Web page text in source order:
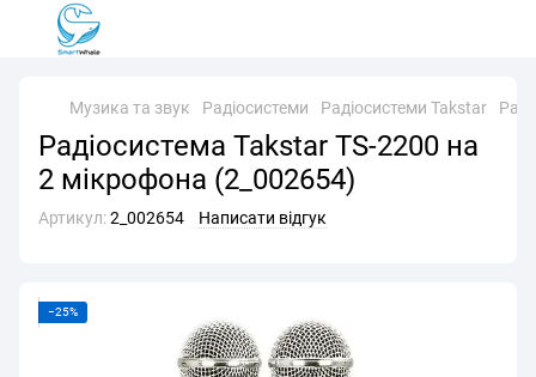
Музика та звук Радіосистеми Радіосистеми Takstar
Радіосистема Takstar TS-2200 на
2 мікрофона (2_002654)
Артикул:2_002654 Написати відгук
−25%